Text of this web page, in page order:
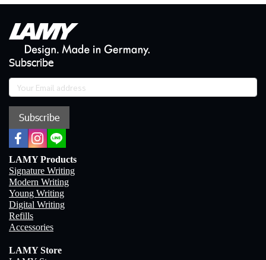
Subscribe
Subscribe
LAMY Products
Signature Writing
Modern Writing
Young Writing
Digital Writing
Refills
Accessories
LAMY Store